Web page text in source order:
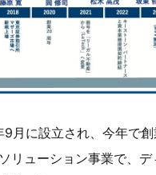
月に設立され、今年で
リューション事業で、デ